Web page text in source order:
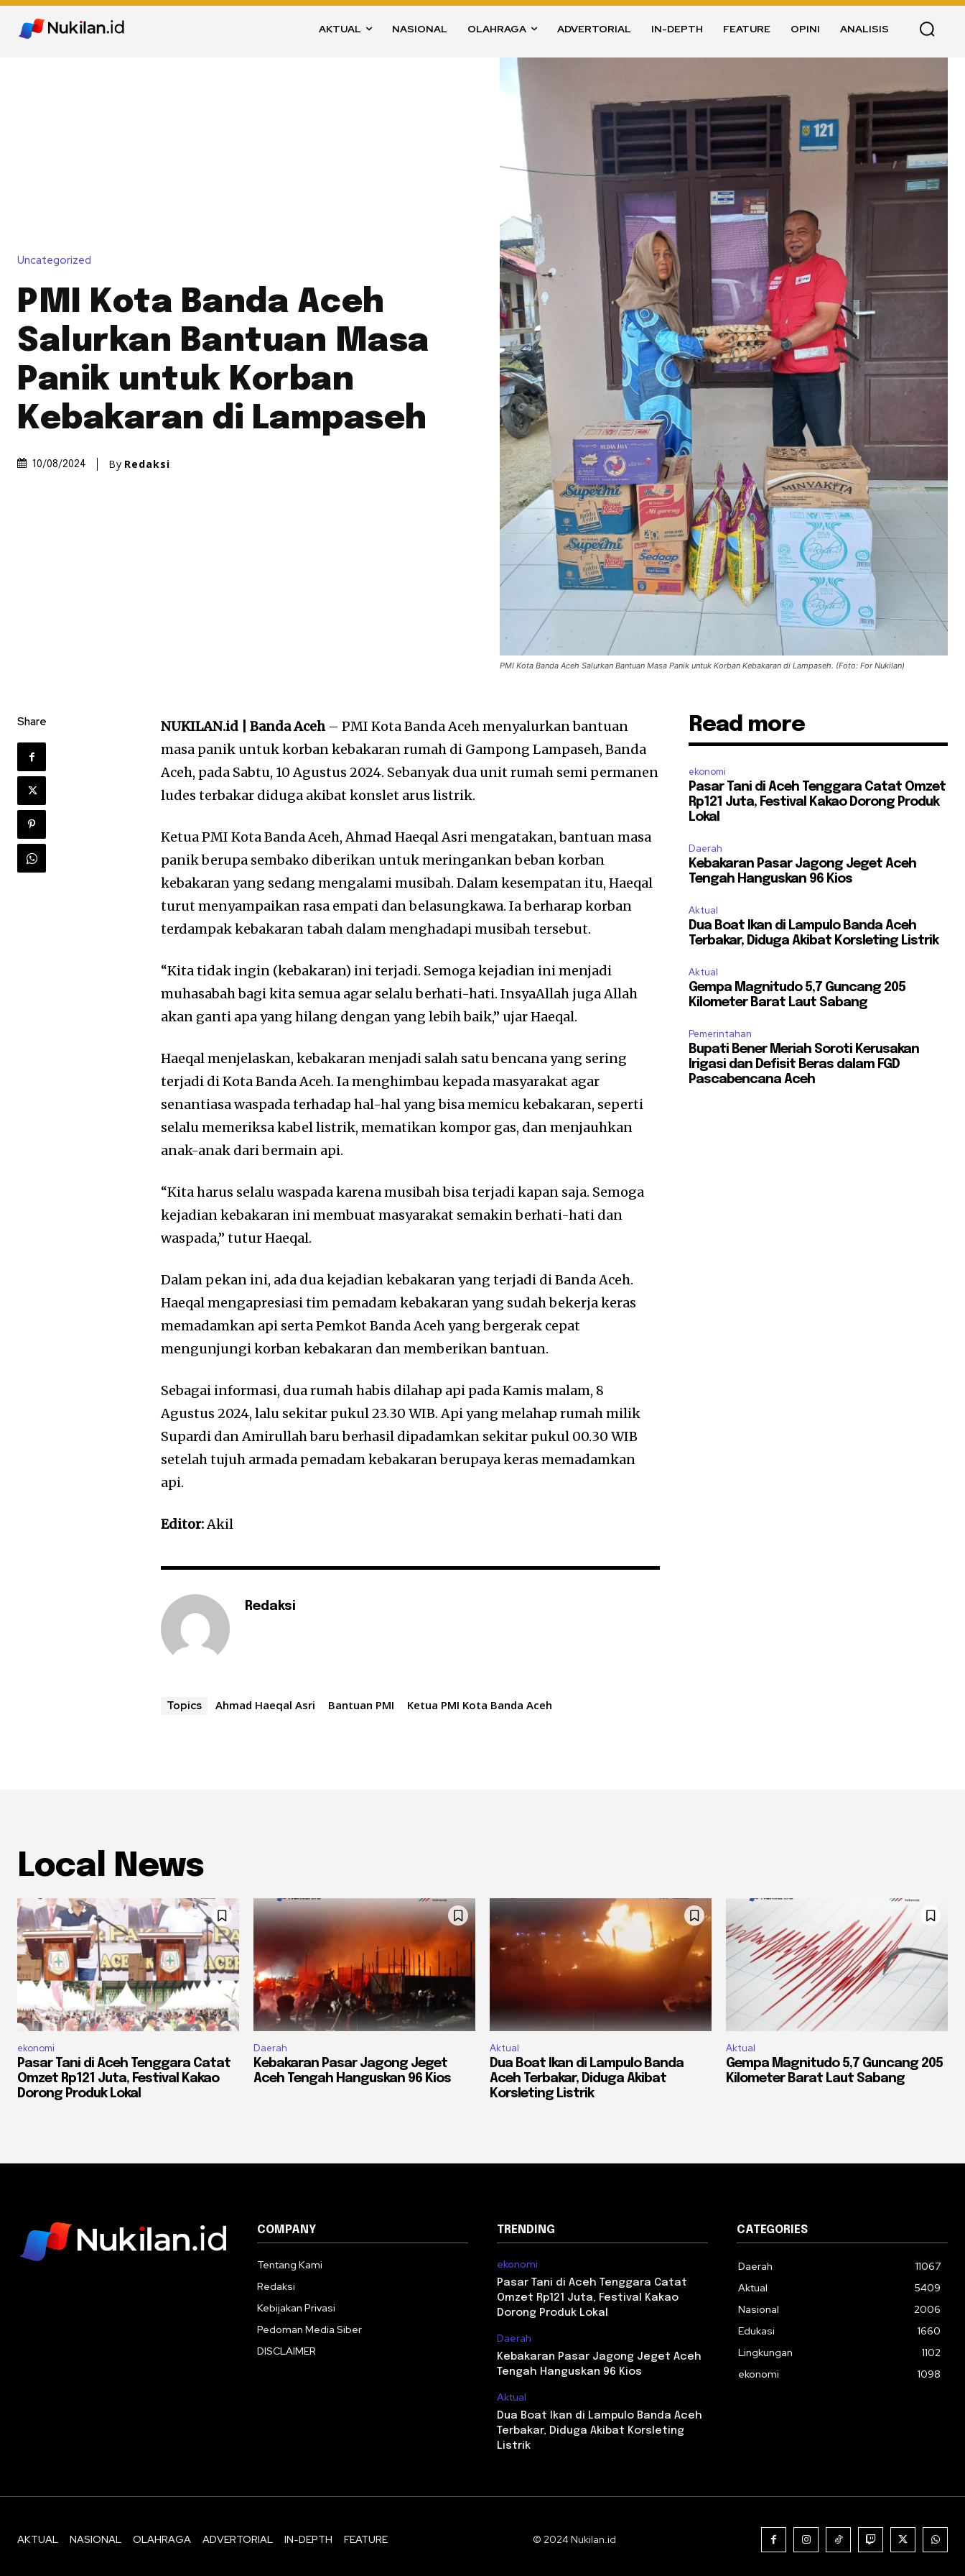
AKTUAL NASIONAL OLAHRAGA ADVERTORIAL IN-DEPTH FEATURE OPINI ANALISIS
Uncategorized
PMI Kota Banda Aceh
Salurkan Bantuan Masa
Panik untuk Korban
Kebakaran di Lampaseh
10/08/2024 By Redaksi
PMI Kota Banda Aceh Salurkan Bantuan Masa Panik untuk Korban Kebakaran di Lampaseh. (Foto: For Nukilan)
Share NUKILAN.id | Banda Aceh– PMI Kota Banda Aceh menyalurkan bantuan
masa panik untuk korban kebakaran rumah di Gampong Lampaseh, Banda
Aceh, pada Sabtu, 10 Agustus 2024. Sebanyak dua unit rumah semi permanen
ludes terbakar diduga akibat konslet arus listrik.
Ketua PMI Kota Banda Aceh, Ahmad Haeqal Asri mengatakan, bantuan masa
panik berupa sembako diberikan untuk meringankan beban korban
kebakaran yang sedang mengalami musibah. Dalam kesempatan itu, Haeqal
turut menyampaikan rasa empati dan belasungkawa. Ia berharap korban
terdampak kebakaran tabah dalam menghadapi musibah tersebut.
“Kita tidak ingin (kebakaran) ini terjadi. Semoga kejadian ini menjadi
muhasabah bagi kita semua agar selalu berhati-hati. InsyaAllah juga Allah
akan ganti apa yang hilang dengan yang lebih baik,” ujar Haeqal.
Haeqal menjelaskan, kebakaran menjadi salah satu bencana yang sering
terjadi di Kota Banda Aceh. Ia menghimbau kepada masyarakat agar
senantiasa waspada terhadap hal-hal yang bisa memicu kebakaran, seperti
selalu memeriksa kabel listrik, mematikan kompor gas, dan menjauhkan
anak-anak dari bermain api.
“Kita harus selalu waspada karena musibah bisa terjadi kapan saja. Semoga
kejadian kebakaran ini membuat masyarakat semakin berhati-hati dan
waspada,” tutur Haeqal.
Dalam pekan ini, ada dua kejadian kebakaran yang terjadi di Banda Aceh.
Haeqal mengapresiasi tim pemadam kebakaran yang sudah bekerja keras
memadamkan api serta Pemkot Banda Aceh yang bergerak cepat
mengunjungi korban kebakaran dan memberikan bantuan.
Sebagai informasi, dua rumah habis dilahap api pada Kamis malam, 8
Agustus 2024, lalu sekitar pukul 23.30 WIB. Api yang melahap rumah milik
Supardi dan Amirullah baru berhasil dipadamkan sekitar pukul 00.30 WIB
setelah tujuh armada pemadam kebakaran berupaya keras memadamkan
api.
Editor:Akil
Redaksi
Topics Ahmad Haeqal Asri Bantuan PMI Ketua PMI Kota Banda Aceh
Read more
ekonomi
Pasar Tani di Aceh Tenggara Catat Omzet
Rp121 Juta, Festival Kakao Dorong Produk
Lokal
Daerah
Kebakaran Pasar Jagong Jeget Aceh
Tengah Hanguskan 96 Kios
Aktual
Dua Boat Ikan di Lampulo Banda Aceh
Terbakar, Diduga Akibat Korsleting Listrik
Aktual
Gempa Magnitudo 5,7 Guncang 205
Kilometer Barat Laut Sabang
Pemerintahan
Bupati Bener Meriah Soroti Kerusakan
Irigasi dan Defisit Beras dalam FGD
Pascabencana Aceh
Local News
ekonomi
Pasar Tani di Aceh Tenggara Catat
Omzet Rp121 Juta, Festival Kakao
Dorong Produk Lokal
Daerah
Kebakaran Pasar Jagong Jeget
Aceh Tengah Hanguskan 96 Kios
Aktual
Dua Boat Ikan di Lampulo Banda
Aceh Terbakar, Diduga Akibat
Korsleting Listrik
Aktual
Gempa Magnitudo 5,7 Guncang 205
Kilometer Barat Laut Sabang
COMPANY
Tentang Kami
Redaksi
Kebijakan Privasi
Pedoman Media Siber
DISCLAIMER
TRENDING
ekonomi
Pasar Tani di Aceh Tenggara Catat
Omzet Rp121 Juta, Festival Kakao
Dorong Produk Lokal
Daerah
Kebakaran Pasar Jagong Jeget Aceh
Tengah Hanguskan 96 Kios
Aktual
Dua Boat Ikan di Lampulo Banda Aceh
Terbakar, Diduga Akibat Korsleting
Listrik
CATEGORIES
Daerah
11067
Aktual
5409
Nasional
2006
Edukasi
1660
Lingkungan
1102
ekonomi
1098
AKTUAL NASIONAL OLAHRAGA ADVERTORIAL IN-DEPTH FEATURE © 2024 Nukilan.id